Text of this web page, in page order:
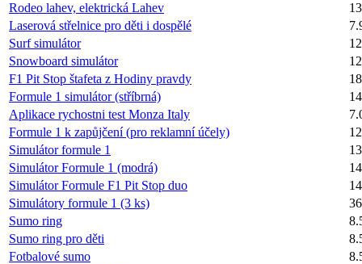
Rodeo lahev, elektrická Lahev
Laserová střelnice pro děti i dospělé
Surf simulátor
Snowboard simulátor
F1 Pit Stop štafeta z Hodiny pravdy
Formule 1 simulátor (stříbrná)
Aplikace rychostni test Monza Italy
Formule 1 k zapůjčení (pro reklamní účely)
Simulátor formule 1
Simulátor Formule 1 (modrá)
Simulátor Formule F1 Pit Stop duo
Simulátory formule 1 (3 ks)
Sumo ring
Sumo ring pro děti
Fotbalové sumo